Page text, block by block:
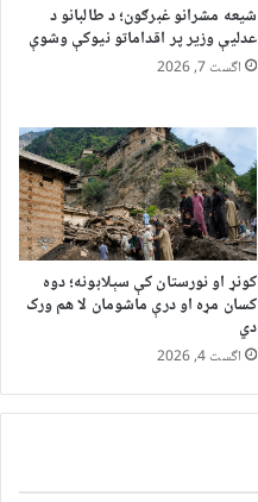
شیعه مشرانو غبرګون؛ د طالبانو د
عدلیې وزیر پر اقداماتو نیوکې وشوې
اگست 7, 2026
کونړ او نورستان کې سېلابونه؛ دوه
کسان مړه او درې ماشومان لا هم ورک
دي
اگست 4, 2026